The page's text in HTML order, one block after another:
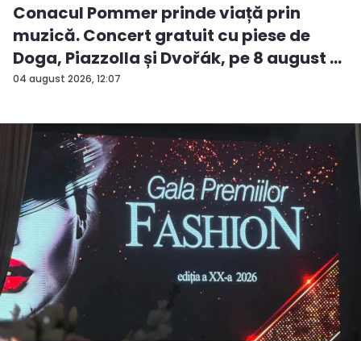
04 august 2026, 12:07
Conacul Pommer prinde viață prin
muzică. Concert gratuit cu piese de
Doga, Piazzolla și Dvořák, pe 8 august ...